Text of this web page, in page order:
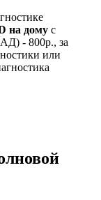
на дому с
- 800р., за
или